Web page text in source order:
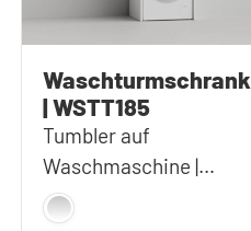
Waschturmschrank
| WSTT185
Tumbler auf
Waschmaschine |
67x185 cm (BxH)